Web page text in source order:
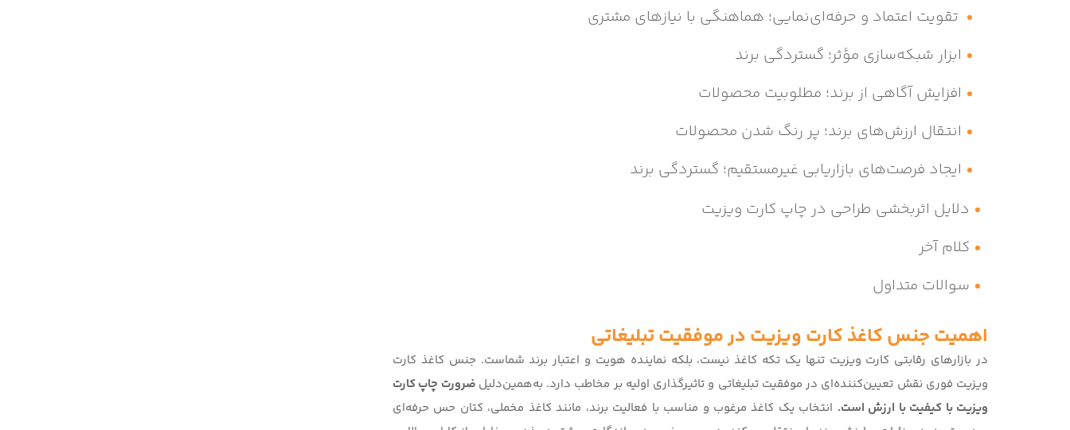
تقویت اعتماد و حرفه‌ای‌نمایی؛ هماهنگی با نیازهای مشتری
ابزار شبکه‌سازی مؤثر؛ گستردگی برند
افزایش آگاهی از برند؛ مطلوبیت محصولات
انتقال ارزش‌های برند؛ پر رنگ شدن محصولات
ایجاد فرصت‌های بازاریابی غیرمستقیم؛ گستردگی برند
دلایل اثربخشی طراحی در چاپ کارت ویزیت
کلام آخر
سوالات متداول
اهمیت جنس کاغذ کارت ویزیت در موفقیت تبلیغاتی
در بازارهای رقابتی کارت ویزیت تنها یک تکه کاغذ نیست، بلکه نماینده هویت و اعتبار برند شماست. جنس کاغذ کارت
ویزیت فوری نقش تعیین‌کننده‌ای در موفقیت تبلیغاتی و تاثیرگذاری اولیه بر مخاطب دارد. به‌همین‌دلیل ضرورت چاپ کارت
ویزیت با کیفیت با ارزش است. انتخاب یک کاغذ مرغوب و مناسب با فعالیت برند، مانند کاغذ مخملی، کتان حس حرفه‌ای